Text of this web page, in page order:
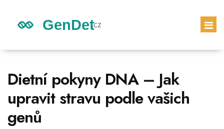
GENETICKÉ DĚDICTVÍ
DĚDICTVÍ DĚTÍ
GENETICKÝ TEST
PRVNÍ TĚHOTENSKÝ TEST
Dietní pokyny DNA – Jak
upravit stravu podle vašich
genů